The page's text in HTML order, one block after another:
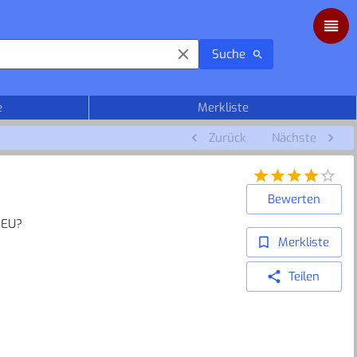
Suche
Merkliste
Zurück Nächste
Bewerten
Merkliste
Teilen